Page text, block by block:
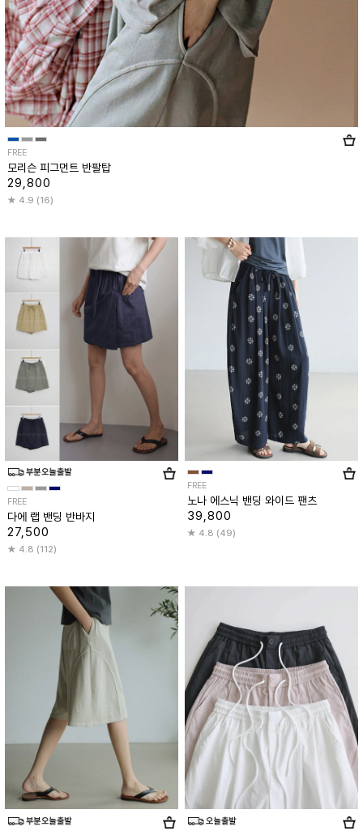
FREE
모리슨 피그먼트 반팔탑
29,800
4.9 (16)
FREE
다에 랩 밴딩 반바지
27,500
4.8 (112)
FREE
노나 에스닉 밴딩 와이드 팬츠
39,800
4.8 (49)